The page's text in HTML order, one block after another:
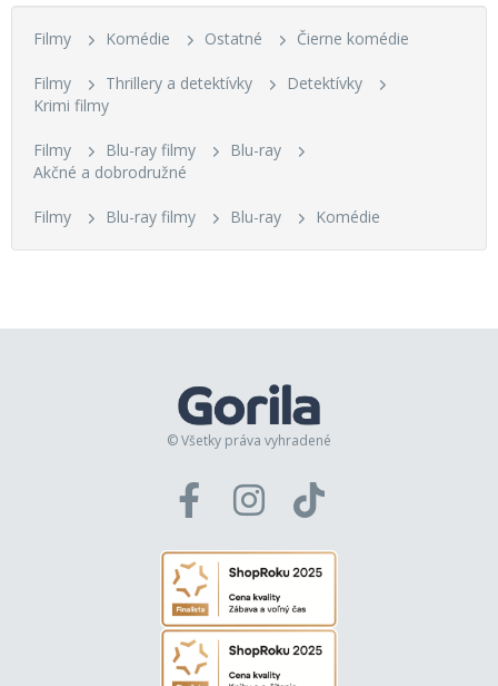
Filmy Komédie Ostatné Čierne komédie
Filmy Thrillery a detektívky
Detektívky
Krimi filmy
Filmy Blu-ray filmy
Blu-ray
Akčné a dobrodružné
Filmy Blu-ray filmy Blu-ray Komédie
© Všetky práva vyhradené